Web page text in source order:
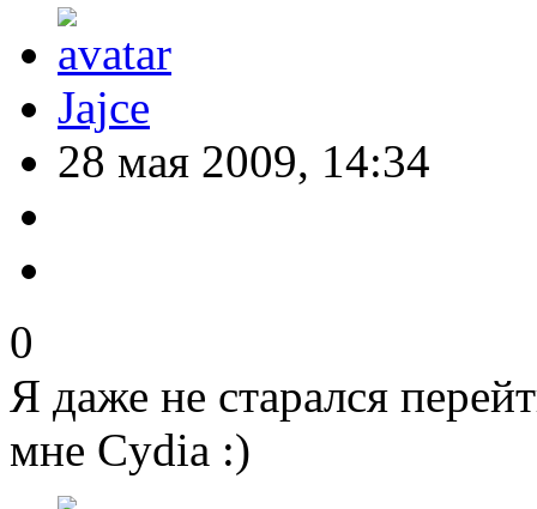
Jajce
28 мая 2009, 14:34
0
Я даже не старался
мне Cydia :)